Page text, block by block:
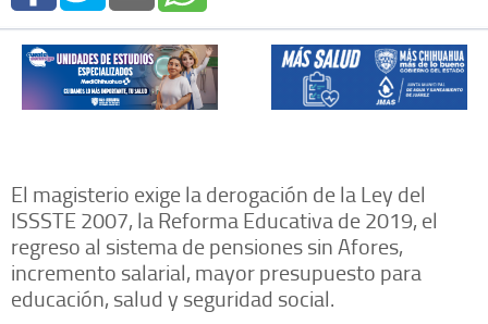
El magisterio exige la derogación de la Ley del
ISSSTE 2007, la Reforma Educativa de 2019, el
regreso al sistema de pensiones sin Afores,
incremento salarial, mayor presupuesto para
educación, salud y seguridad social.